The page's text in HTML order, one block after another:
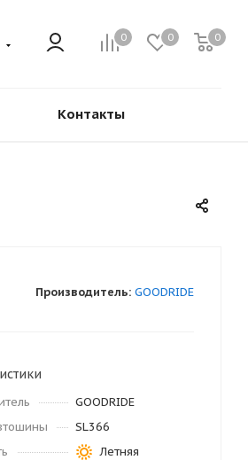
0 0 0
Контакты
Производитель: GOODRIDE
GOODRIDE
SL366
Летняя